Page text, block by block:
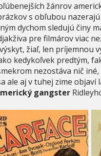
žánrov
s obľubou
dychom sledujú činy
pre filmárov viac
žiaľ, len príjemnou
kedykoľvek predtým,
nezostáva nič
ale aj v tuhej zime objaví
gangster